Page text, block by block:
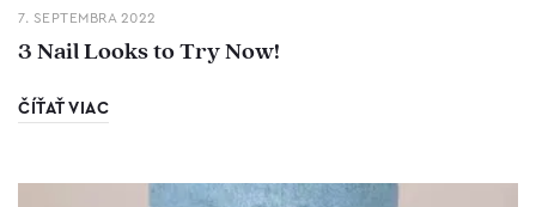
7. SEPTEMBRA 2022
3 Nail Looks to Try Now!
ČÍŤAŤ VIAC